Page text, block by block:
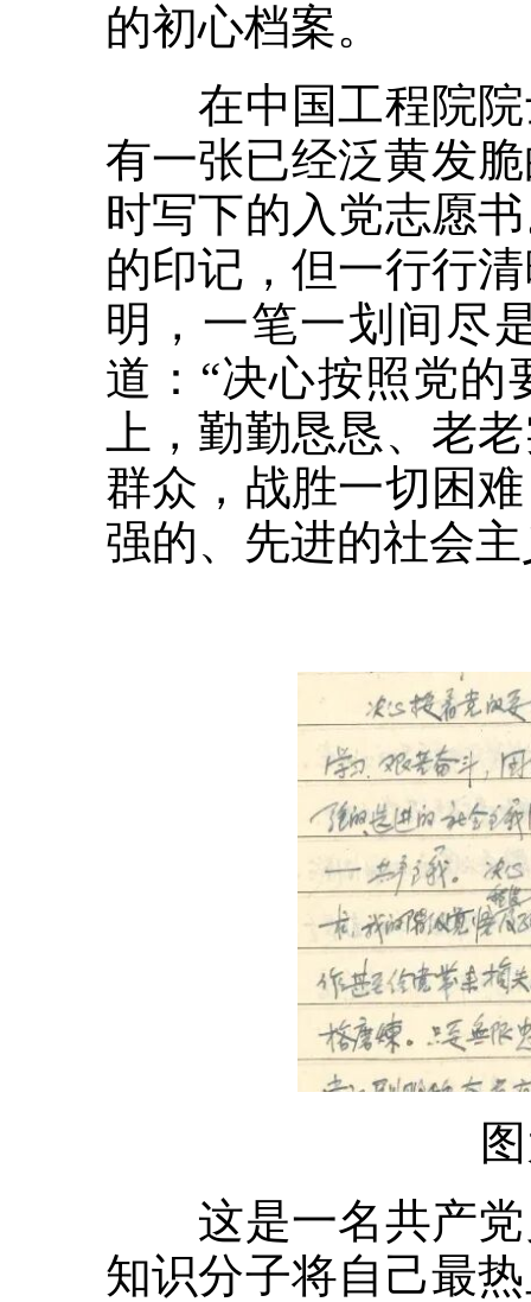
的初心档案。
在中国工程院院
有一张已经泛黄发
时写下的入党志愿
的印记，但一行行
明，一笔一划间尽
道：“决心按照党
上，勤勤恳恳、老
群众，战胜一切困
强的、先进的社会
这是一名共产党
知识分子将自己最